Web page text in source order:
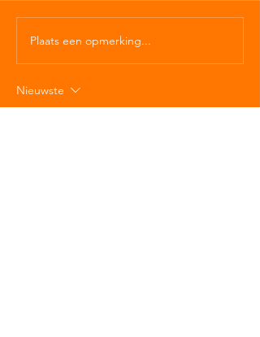
Plaats een opmerking...
Nieuwste